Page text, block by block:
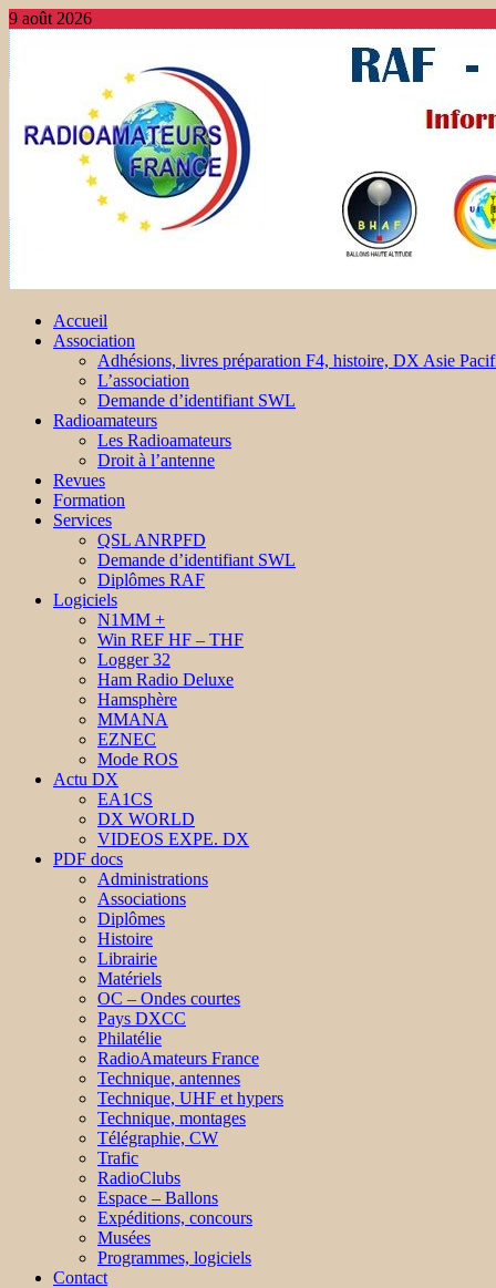
9 août 2026
Accueil
Association
Adhésions, livres préparation F4, histoire, DX Asie
L’association
Demande d’identifiant SWL
Radioamateurs
Les Radioamateurs
Droit à l’antenne
Revues
Formation
Services
QSL ANRPFD
Demande d’identifiant SWL
Diplômes RAF
Logiciels
N1MM +
Win REF HF – THF
Logger 32
Ham Radio Deluxe
Hamsphère
MMANA
EZNEC
Mode ROS
Actu DX
EA1CS
DX WORLD
VIDEOS EXPE. DX
PDF docs
Administrations
Associations
Diplômes
Histoire
Librairie
Matériels
OC – Ondes courtes
Pays DXCC
Philatélie
RadioAmateurs France
Technique, antennes
Technique, UHF et hypers
Technique, montages
Télégraphie, CW
Trafic
RadioClubs
Espace – Ballons
Expéditions, concours
Musées
Programmes, logiciels
Contact